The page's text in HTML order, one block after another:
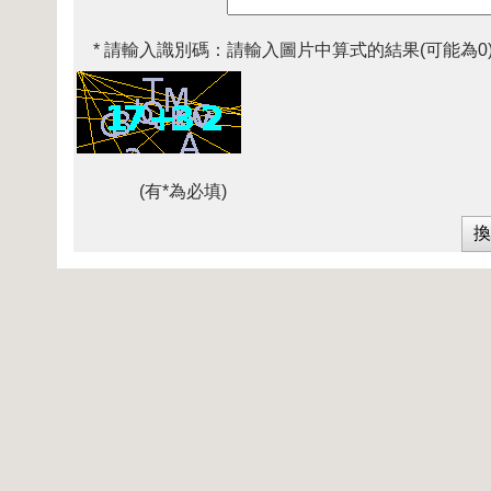
* 請輸入識別碼： 請輸入圖片中算式的結果(可能為
(有*為必填)